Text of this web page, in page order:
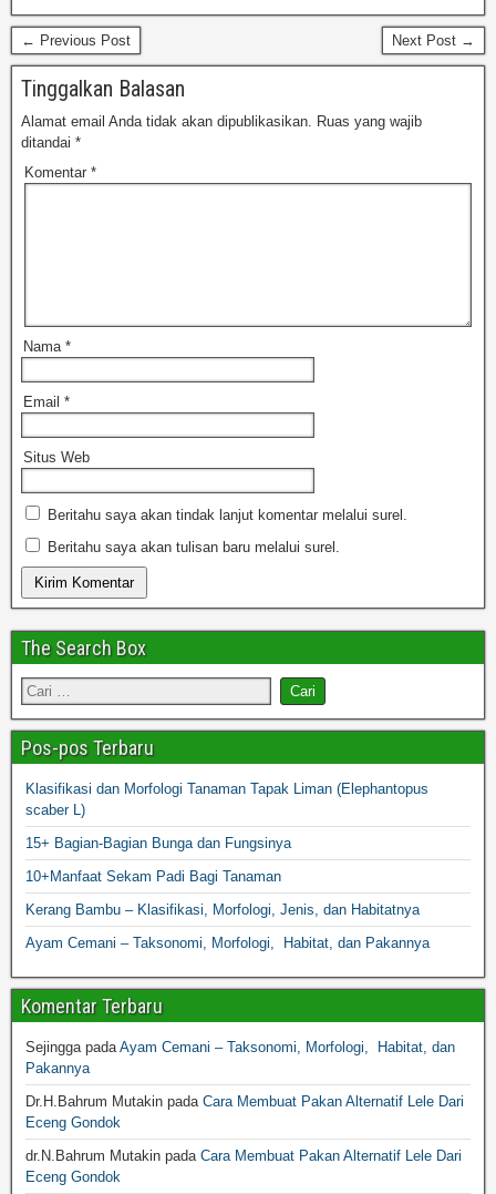
← Previous Post Next Post →
Tinggalkan Balasan
Alamat email Anda tidak akan dipublikasikan. Ruas yang wajib
ditandai *
Komentar *
Nama *
Email *
Situs Web
Beritahu saya akan tindak lanjut komentar melalui surel.
Beritahu saya akan tulisan baru melalui surel.
The Search Box
Pos-pos Terbaru
Klasifikasi dan Morfologi Tanaman Tapak Liman (Elephantopus
scaber L)
15+ Bagian-Bagian Bunga dan Fungsinya
10+Manfaat Sekam Padi Bagi Tanaman
Kerang Bambu – Klasifikasi, Morfologi, Jenis, dan Habitatnya
Ayam Cemani – Taksonomi, Morfologi, Habitat, dan Pakannya
Komentar Terbaru
Sejingga pada Ayam Cemani – Taksonomi, Morfologi, Habitat, dan
Pakannya
Dr.H.Bahrum Mutakin pada Cara Membuat Pakan Alternatif Lele Dari
Eceng Gondok
dr.N.Bahrum Mutakin pada Cara Membuat Pakan Alternatif Lele Dari
Eceng Gondok